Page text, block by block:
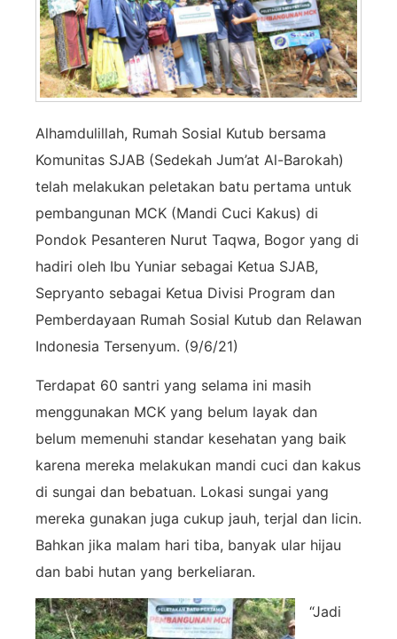
Alhamdulillah, Rumah Sosial Kutub bersama
Komunitas SJAB (Sedekah Jum’at Al-Barokah)
telah melakukan peletakan batu pertama untuk
pembangunan MCK (Mandi Cuci Kakus) di
Pondok Pesanteren Nurut Taqwa, Bogor yang di
hadiri oleh Ibu Yuniar sebagai Ketua SJAB,
Sepryanto sebagai Ketua Divisi Program dan
Pemberdayaan Rumah Sosial Kutub dan Relawan
Indonesia Tersenyum. (9/6/21)
Terdapat 60 santri yang selama ini masih
menggunakan MCK yang belum layak dan
belum memenuhi standar kesehatan yang baik
karena mereka melakukan mandi cuci dan kakus
di sungai dan bebatuan. Lokasi sungai yang
mereka gunakan juga cukup jauh, terjal dan licin.
Bahkan jika malam hari tiba, banyak ular hijau
dan babi hutan yang berkeliaran.
“Jadi